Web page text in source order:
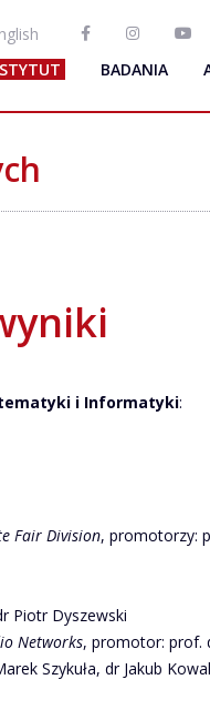
BADANIA
i Informatyki:
Fair Division, promotorzy:
Piotr Dyszewski
Networks, promotor: prof.
Szykuła, dr Jakub